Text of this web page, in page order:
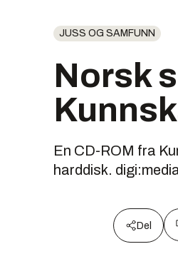
JUSS OG SAMFUNN
Norsk
En CD-ROM fra
harddisk.
Del